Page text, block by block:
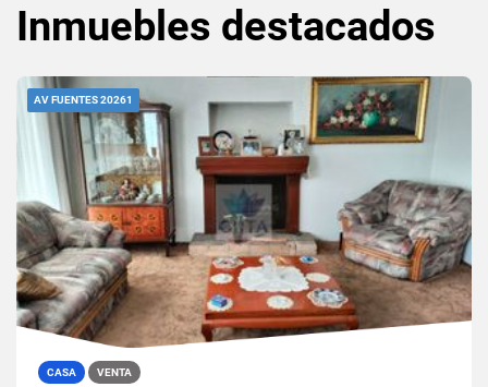
Inmuebles destacados
AV FUENTES 20261
CASA VENTA